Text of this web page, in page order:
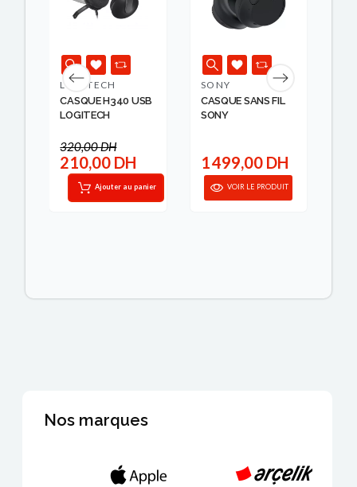
LOGITECH
CASQUE H340 USB
LOGITECH
320,00 DH
210,00 DH
Ajouter au panier
SONY
CASQUE SANS FIL
SONY
1 499,00 DH
VOIR LE PRODUIT
Nos marques